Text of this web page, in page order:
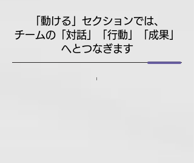
「動ける」セクションでは、
チームの「対話」「行動」「成果」
へとつなぎます